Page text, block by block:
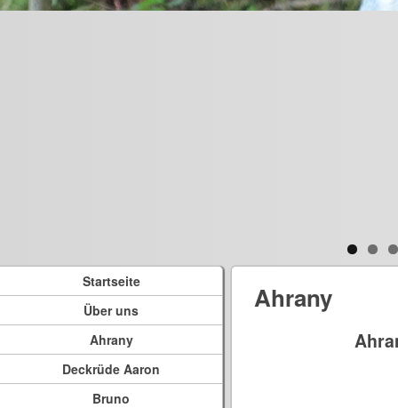
Startseite
Über uns
Ahrany
Deckrüde Aaron
Bruno
Ahrany